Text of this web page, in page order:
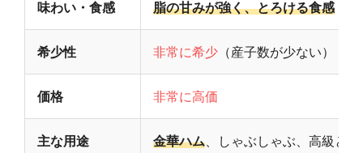
味わい・食感 脂の甘みが強く、とろける食感
希少性 非常に希少 （産子数が少ない）
価格 非常に高価
主な用途 金華ハム 、しゃぶしゃぶ、高級と